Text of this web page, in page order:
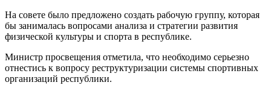
На совете было предложено создать рабочую группу, которая
бы занималась вопросами анализа и стратегии развития
физической культуры и спорта в республике.
Министр просвещения отметила, что необходимо серьезно
отнестись к вопросу реструктуризации системы спортивных
организаций республики.